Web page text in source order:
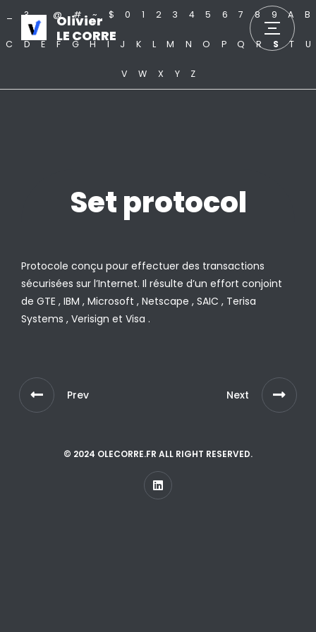
Olivier
LE CORRE
? . @ # ~ $ 0 1 2 3 4 5 6 7 8 9 A B
C D E F G H I J K L M N O P Q R S T U
V W X Y Z
Set protocol
Protocole conçu pour effectuer des transactions
sécurisées sur l’Internet. Il résulte d’un effort conjoint
de GTE , IBM , Microsoft , Netscape , SAIC , Terisa
Systems , Verisign et Visa .
Prev Next
© 2024 OLECORRE.FR ALL RIGHT RESERVED.